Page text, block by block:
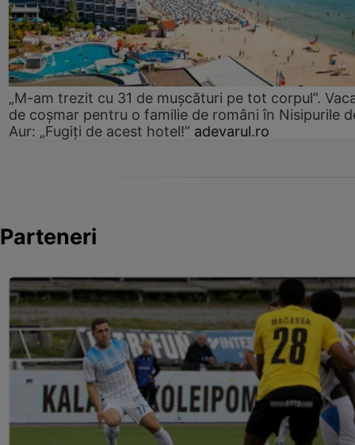
„M-am trezit cu 31 de mușcături pe tot corpul”.
de coșmar pentru o familie de români în Nisipurile
Aur: „Fugiți de acest hotel!” adevarul.ro
Parteneri